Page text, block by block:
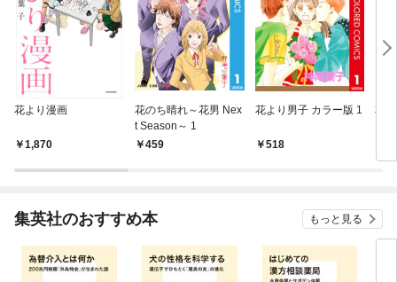
花より漫画
1,870
花のち晴れ～花男 Nex
t Season～ 1
459
花より男子 カラー版 1
518
花
集英社のおすすめ本 もっと見る